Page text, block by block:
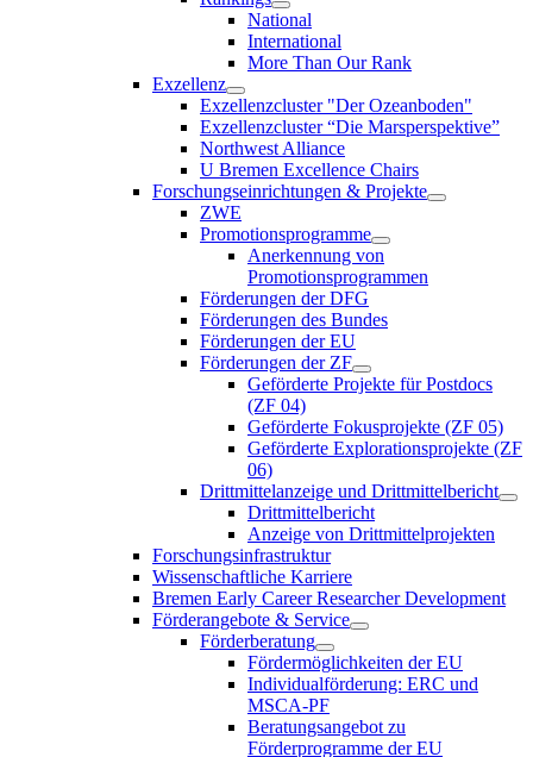
National
International
More Than Our Rank
Exzellenz
Exzellenzcluster "Der Ozeanboden"
Exzellenzcluster “Die Marsperspektive”
Northwest Alliance
U Bremen Excellence Chairs
Forschungseinrichtungen & Projekte
ZWE
Promotionsprogramme
Anerkennung von
Promotionsprogrammen
Förderungen der DFG
Förderungen des Bundes
Förderungen der EU
Förderungen der ZF
Geförderte Projekte für Postdocs
(ZF 04)
Geförderte Fokusprojekte (ZF 05)
Geförderte Explorationsprojekte (ZF
06)
Drittmittelanzeige und Drittmittelbericht
Drittmittelbericht
Anzeige von Drittmittelprojekten
Forschungsinfrastruktur
Wissenschaftliche Karriere
Bremen Early Career Researcher Development
Förderangebote & Service
Förderberatung
Fördermöglichkeiten der EU
Individualförderung: ERC und
MSCA-PF
Beratungsangebot zu
Förderprogramme der EU